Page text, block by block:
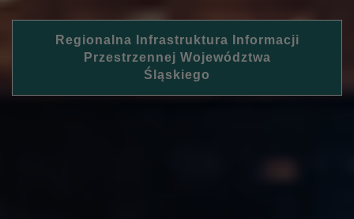
Regionalna Infrastruktura Informacji
Przestrzennej Województwa
Śląskiego